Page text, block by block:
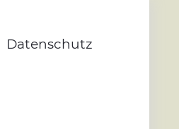
Datenschutz